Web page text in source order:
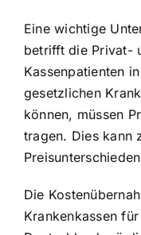
Eine wichtige
betrifft die Privat-
Kassenpatienten
gesetzlichen
können, müssen
tragen. Dies kann
Die
Krankenkassen